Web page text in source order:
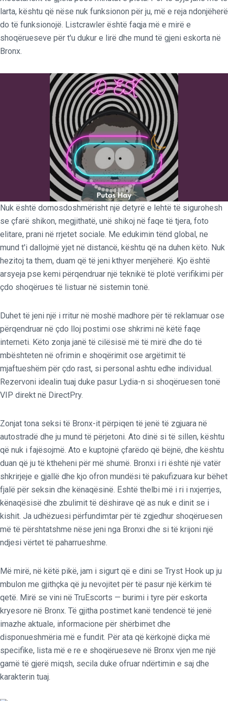
larta, kështu që nëse nuk funksionon për ju, më e reja ndonjëherë
do të funksionojë. Listcrawler është faqja më e mirë e
shoqërueseve për t'u dukur e lirë dhe mund të gjeni eskorta në
Bronx.
Nuk është domosdoshmërisht një detyrë e lehtë të sigurohesh
se çfarë shikon, megjithatë, unë shikoj në faqe të tjera, foto
elitare, prani në rrjetet sociale. Me edukimin tënd global, ne
mund t'i dallojmë yjet në distancë, kështu që na duhen këto. Nuk
hezitoj ta them, duam që të jeni kthyer menjëherë. Kjo është
arsyeja pse kemi përqendruar një teknikë të plotë verifikimi për
çdo shoqërues të listuar në sistemin tonë.
Duhet të jeni një i rritur në moshë madhore për të reklamuar ose
përqendruar në çdo lloj postimi ose shkrimi në këtë faqe
interneti. Këto zonja janë të cilësisë më të mirë dhe do të
mbështeten në ofrimin e shoqërimit ose argëtimit të
mjaftueshëm për çdo rast, si personal ashtu edhe individual.
Rezervoni idealin tuaj duke pasur Lydia-n si shoqëruesen tonë
VIP direkt në DirectPry.
Zonjat tona seksi të Bronx-it përpiqen të jenë të zgjuara në
autostradë dhe ju mund të përjetoni. Ato dinë si të sillen, kështu
që nuk i fajësojmë. Ato e kuptojnë çfarëdo që bëjnë, dhe kështu
duan që ju të ktheheni për më shumë. Bronxi i ri është një vatër
shkrirjeje e gjallë dhe kjo ofron mundësi të pakufizuara kur bëhet
fjalë për seksin dhe kënaqësinë. Është thelbi më i ri i nxjerrjes,
kënaqësisë dhe zbulimit të dëshirave që as nuk e dinit se i
kishit. Ja udhëzuesi përfundimtar për të zgjedhur shoqëruesen
më të përshtatshme nëse jeni nga Bronxi dhe si të krijoni një
ndjesi vërtet të paharrueshme.
Më mirë, në këtë pikë, jam i sigurt që e dini se Tryst Hook up ju
mbulon me gjithçka që ju nevojitet për të pasur një kërkim të
qetë. Mirë se vini në TruEscorts — burimi i tyre për eskorta
kryesore në Bronx. Të gjitha postimet kanë tendencë të jenë
imazhe aktuale, informacione për shërbimet dhe
disponueshmëria më e fundit. Për ata që kërkojnë diçka më
specifike, lista më e re e shoqërueseve në Bronx vjen me një
gamë të gjerë miqsh, secila duke ofruar ndërtimin e saj dhe
karakterin tuaj.